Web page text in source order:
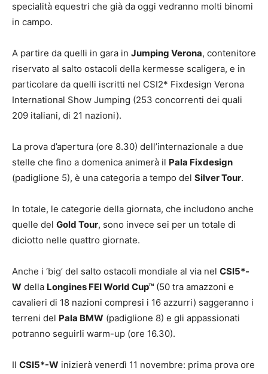
specialità equestri che già da oggi vedranno molti binomi
in campo.
A partire da quelli in gara in Jumping Verona, contenitore
riservato al salto ostacoli della kermesse scaligera, e in
particolare da quelli iscritti nel CSI2* Fixdesign Verona
International Show Jumping (253 concorrenti dei quali
209 italiani, di 21 nazioni).
La prova d’apertura (ore 8.30) dell’internazionale a due
stelle che fino a domenica animerà il Pala Fixdesign
(padiglione 5), è una categoria a tempo del Silver Tour.
In totale, le categorie della giornata, che includono anche
quelle del Gold Tour, sono invece sei per un totale di
diciotto nelle quattro giornate.
Anche i ‘big’ del salto ostacoli mondiale al via nel CSI5*-
W della Longines FEI World Cup™ (50 tra amazzoni e
cavalieri di 18 nazioni compresi i 16 azzurri) saggeranno i
terreni del Pala BMW (padiglione 8) e gli appassionati
potranno seguirli warm-up (ore 16.30).
Il CSI5*-W inizierà venerdì 11 novembre: prima prova ore